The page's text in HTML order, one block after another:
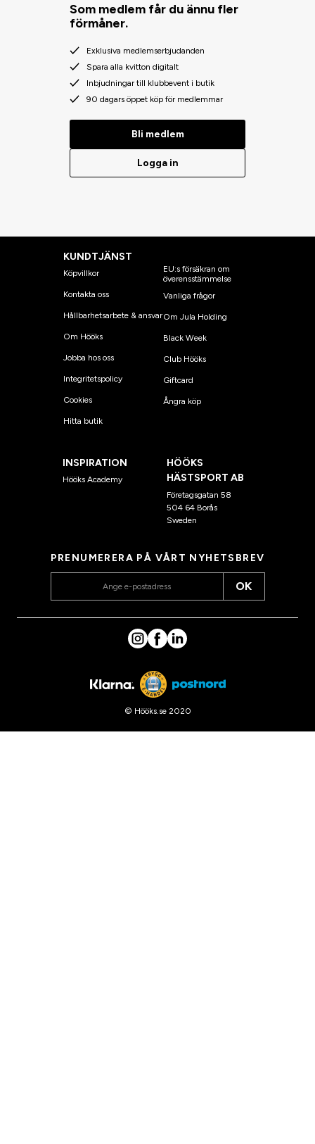
Som medlem får du ännu fler
förmåner.
Exklusiva medlemserbjudanden
Spara alla kvitton digitalt
Inbjudningar till klubbevent i butik
90 dagars öppet köp för medlemmar
Bli medlem
Logga in
KUNDTJÄNST
Köpvillkor
Kontakta oss
Hållbarhetsarbete & ansvar
Om Hööks
Jobba hos oss
Integritetspolicy
Cookies
Hitta butik
EU:s försäkran om
överensstämmelse
Vanliga frågor
Om Jula Holding
Black Week
Club Hööks
Giftcard
Ångra köp
INSPIRATION
Hööks Academy
HÖÖKS
HÄSTSPORT AB
Företagsgatan 58
504 64 Borås
Sweden
PRENUMERERA PÅ VÅRT NYHETSBREV
OK
© Hööks.se 2020